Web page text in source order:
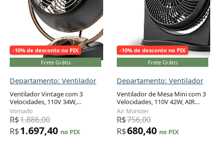
-10% de desconto no PIX
Frete Grátis
Departamento: Ventilador
Ventilador Vintage com 3
Velocidades, 110V 34W,
VORNADO VFAN Petite, Preto
Vornado
R$1.886,00
R$1.697,40 no PIX
-10% de desconto no PIX
Frete Grátis
Departamento: Ventilador
Ventilador de Mesa Mini com 3
Velocidades, 110V 42W, AIR
MONSTER 15655, Preto
Air Monster
R$756,00
R$680,40 no PIX